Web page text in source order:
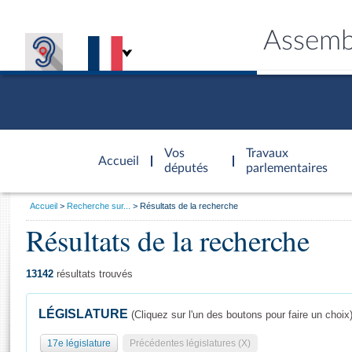
Accueil
d'accueil
Vos
députés
Travaux
parlementaires
Général
Vous
Accueil Recherche sur... Résultats de la recherche
Résultats de la recherche
13142 résultats trouvés
LÉGISLATURE (Cliquez sur l'un des boutons pour faire un choix)
17e législature Précédentes législatures (X)